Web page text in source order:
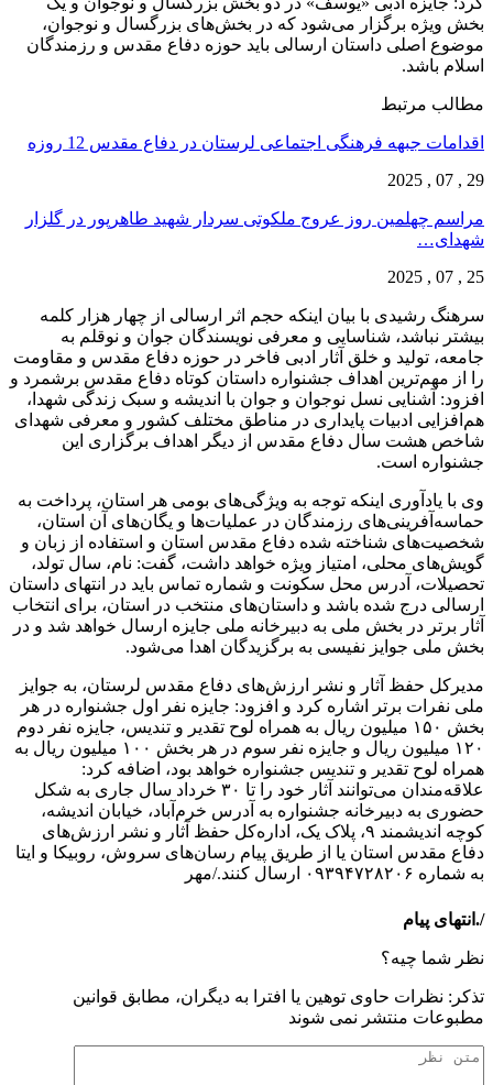
بخش ویژه برگزار می‌شود که در بخش‌های بزرگسال و نوجوان،
موضوع اصلی داستان ارسالی باید حوزه دفاع مقدس و رزمندگان
اسلام باشد.
مطالب مرتبط
اقدامات جبهه فرهنگی اجتماعی لرستان در دفاع مقدس 12 روزه
29 , 07 , 2025
مراسم چهلمین روز عروج ملکوتی سردار شهید طاهرپور در گلزار
شهدای…
25 , 07 , 2025
سرهنگ رشیدی با بیان اینکه حجم اثر ارسالی از چهار هزار کلمه
بیشتر نباشد، شناسایی و معرفی نویسندگان جوان و نوقلم به
جامعه، تولید و خلق آثار ادبی فاخر در حوزه دفاع مقدس و مقاومت
را از مهم‌ترین اهداف جشنواره داستان کوتاه دفاع مقدس برشمرد و
افزود: آشنایی نسل نوجوان و جوان با اندیشه و سبک زندگی شهدا،
هم‌افزایی ادبیات پایداری در مناطق مختلف کشور و معرفی شهدای
شاخص هشت سال دفاع مقدس از دیگر اهداف برگزاری این
جشنواره است.
وی با یادآوری اینکه توجه به ویژگی‌های بومی هر استان، پرداخت به
حماسه‌آفرینی‌های رزمندگان در عملیات‌ها و یگان‌های آن استان،
شخصیت‌های شناخته شده دفاع مقدس استان و استفاده از زبان و
گویش‌های محلی، امتیاز ویژه خواهد داشت، گفت: نام، سال تولد،
تحصیلات، آدرس محل سکونت و شماره تماس باید در انتهای داستان
ارسالی درج شده باشد و داستان‌های منتخب در استان، برای انتخاب
آثار برتر در بخش ملی به دبیرخانه ملی جایزه ارسال خواهد شد و در
بخش ملی جوایز نفیسی به برگزیدگان اهدا می‌شود.
مدیرکل حفظ آثار و نشر ارزش‌های دفاع مقدس لرستان، به جوایز
ملی نفرات برتر اشاره کرد و افزود: جایزه نفر اول جشنواره در هر
بخش ۱۵۰ میلیون ریال به همراه لوح تقدیر و تندیس، جایزه نفر دوم
۱۲۰ میلیون ریال و جایزه نفر سوم در هر بخش ۱۰۰ میلیون ریال به
همراه لوح تقدیر و تندیس جشنواره خواهد بود، اضافه کرد:
علاقه‌مندان می‌توانند آثار خود را تا ۳۰ خرداد سال جاری به شکل
حضوری به دبیرخانه جشنواره به آدرس خرم‌آباد، خیابان اندیشه،
کوچه اندیشمند ۹، پلاک یک، اداره‌کل حفظ آثار و نشر ارزش‌های
دفاع مقدس استان یا از طریق پیام رسان‌های سروش، روبیکا و ایتا
به شماره ۰۹۳۹۴۷۲۸۲۰۶ ارسال کنند./مهر
/.انتهای پیام
نظر شما چیه؟
تذكر: نظرات حاوی توهين يا افترا به ديگران، مطابق قوانين
مطبوعات منتشر نمی شوند